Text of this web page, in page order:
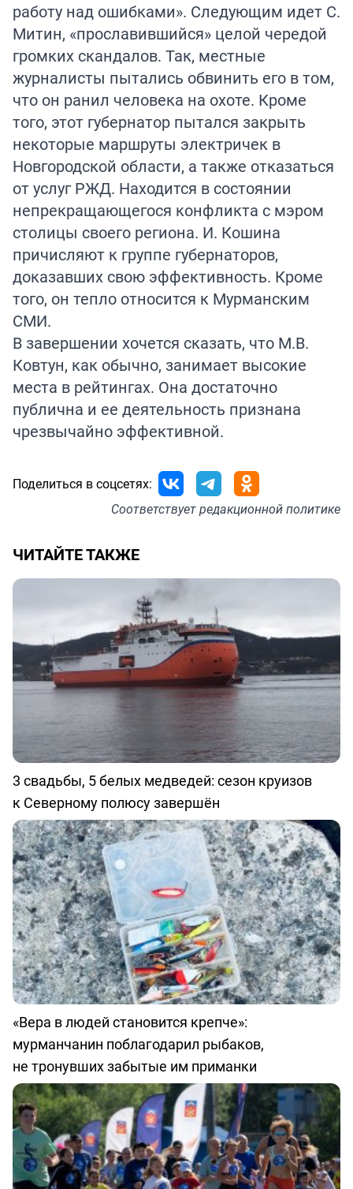
работу над ошибками». Следующим идет С.
Митин, «прославившийся» целой чередой
громких скандалов. Так, местные
журналисты пытались обвинить его в том,
что он ранил человека на охоте. Кроме
того, этот губернатор пытался закрыть
некоторые маршруты электричек в
Новгородской области, а также отказаться
от услуг РЖД. Находится в состоянии
непрекращающегося конфликта с мэром
столицы своего региона. И. Кошина
причисляют к группе губернаторов,
доказавших свою эффективность. Кроме
того, он тепло относится к Мурманским
СМИ.
В завершении хочется сказать, что М.В.
Ковтун, как обычно, занимает высокие
места в рейтингах. Она достаточно
публична и ее деятельность признана
чрезвычайно эффективной.
Поделиться в соцсетях:
Соответствуетредакционной политике
ЧИТАЙТЕ ТАКЖЕ
3 свадьбы, 5 белых медведей: сезон круизов
к Северному полюсу завершён
«Вера в людей становится крепче»:
мурманчанин поблагодарил рыбаков,
не тронувших забытые им приманки